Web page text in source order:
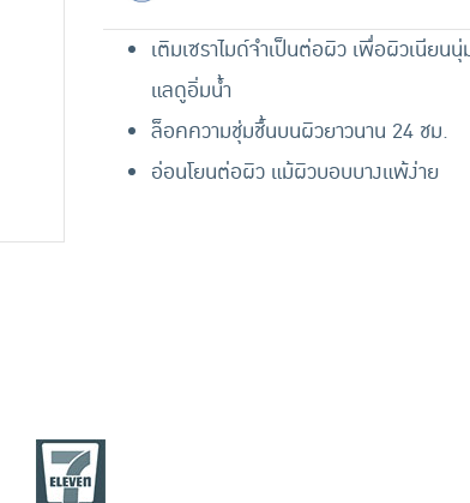
เติมเซราไมด์จำเป็นต่อผิว เพื่อผิวเนียน
แลดูอิ่มน้ำ
ล็อคความชุ่มชื้นบนผิวยาวนาน 24 ชม.
อ่อนโยนต่อผิว แม้ผิวบอบบางแพ้ง่าย